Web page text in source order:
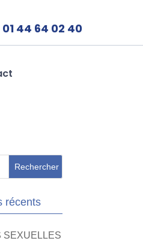
01 44 64 02 40
récents
SEXUELLES